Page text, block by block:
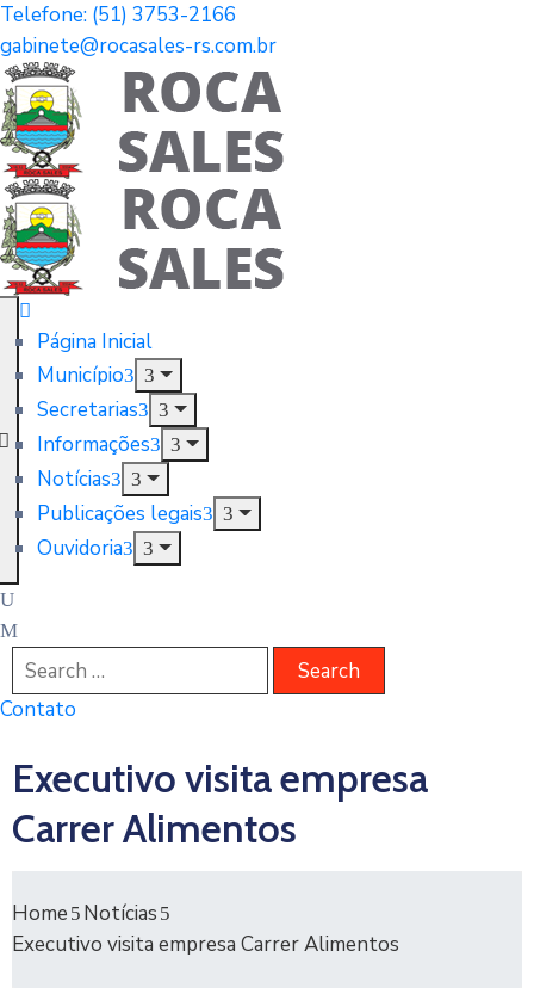
Telefone: (51) 3753-2166
gabinete@rocasales-rs.com.br
Página Inicial
Município
Secretarias
Informações
Notícias
Publicações legais
Ouvidoria
Contato
Executivo visita empresa
Carrer Alimentos
Home
Notícias
Executivo visita empresa Carrer Alimentos